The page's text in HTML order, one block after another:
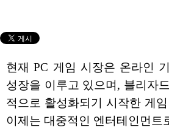
현재 PC 게임 시장은 온라인
성장을 이루고 있으며, 블리자
적으로 활성화되기 시작한 게
이제는 대중적인 엔터테인먼트